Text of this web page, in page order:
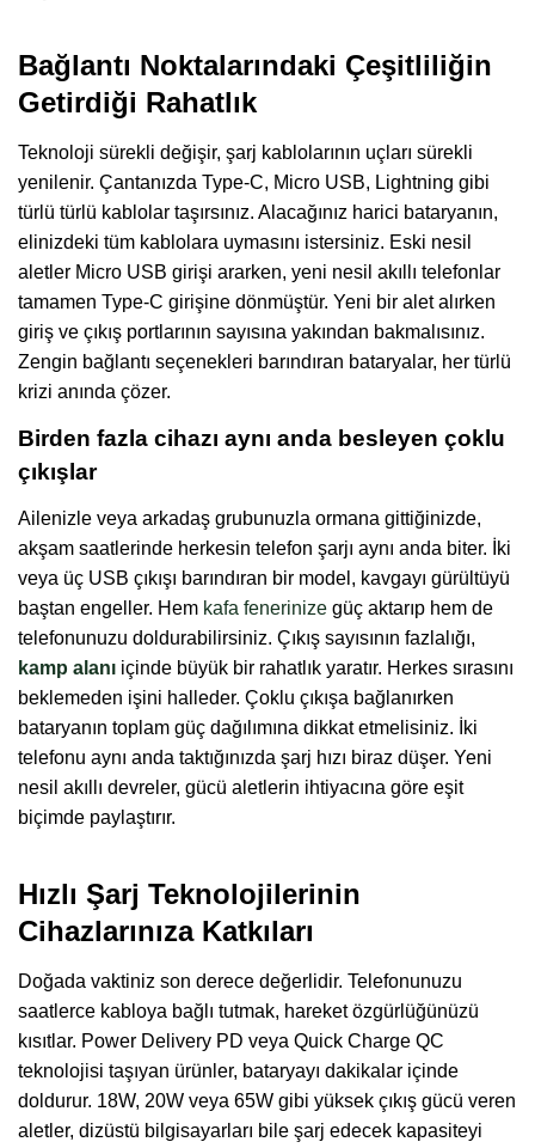
Bağlantı Noktalarındaki Çeşitliliğin
Getirdiği Rahatlık
Teknoloji sürekli değişir, şarj kablolarının uçları sürekli
yenilenir. Çantanızda Type-C, Micro USB, Lightning gibi
türlü türlü kablolar taşırsınız. Alacağınız harici bataryanın,
elinizdeki tüm kablolara uymasını istersiniz. Eski nesil
aletler Micro USB girişi ararken, yeni nesil akıllı telefonlar
tamamen Type-C girişine dönmüştür. Yeni bir alet alırken
giriş ve çıkış portlarının sayısına yakından bakmalısınız.
Zengin bağlantı seçenekleri barındıran bataryalar, her türlü
krizi anında çözer.
Birden fazla cihazı aynı anda besleyen çoklu
çıkışlar
Ailenizle veya arkadaş grubunuzla ormana gittiğinizde,
akşam saatlerinde herkesin telefon şarjı aynı anda biter. İki
veya üç USB çıkışı barındıran bir model, kavgayı gürültüyü
baştan engeller. Hem kafa fenerinize güç aktarıp hem de
telefonunuzu doldurabilirsiniz. Çıkış sayısının fazlalığı,
kamp alanı içinde büyük bir rahatlık yaratır. Herkes sırasını
beklemeden işini halleder. Çoklu çıkışa bağlanırken
bataryanın toplam güç dağılımına dikkat etmelisiniz. İki
telefonu aynı anda taktığınızda şarj hızı biraz düşer. Yeni
nesil akıllı devreler, gücü aletlerin ihtiyacına göre eşit
biçimde paylaştırır.
Hızlı Şarj Teknolojilerinin
Cihazlarınıza Katkıları
Doğada vaktiniz son derece değerlidir. Telefonunuzu
saatlerce kabloya bağlı tutmak, hareket özgürlüğünüzü
kısıtlar. Power Delivery PD veya Quick Charge QC
teknolojisi taşıyan ürünler, bataryayı dakikalar içinde
doldurur. 18W, 20W veya 65W gibi yüksek çıkış gücü veren
aletler, dizüstü bilgisayarları bile şarj edecek kapasiteyi